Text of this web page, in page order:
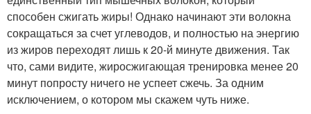
способен сжигать жиры! Однако начинают эти волокна
сокращаться за счет углеводов, и полностью на энергию
из жиров переходят лишь к 20-й минуте движения. Так
что, сами видите, жиросжигающая тренировка менее 20
минут попросту ничего не успеет сжечь. За одним
исключением, о котором мы скажем чуть ниже.